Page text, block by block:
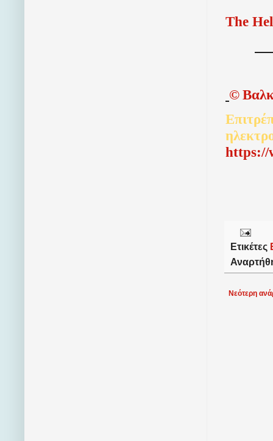
The
©
https://
Ετικέτες
Νεότερη